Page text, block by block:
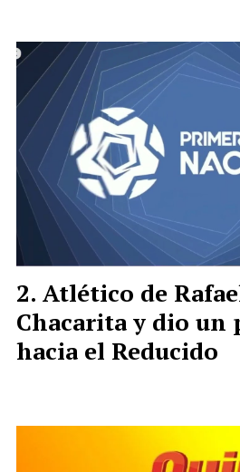
Atlético de
Chacarita y dio un
hacia el Reducido